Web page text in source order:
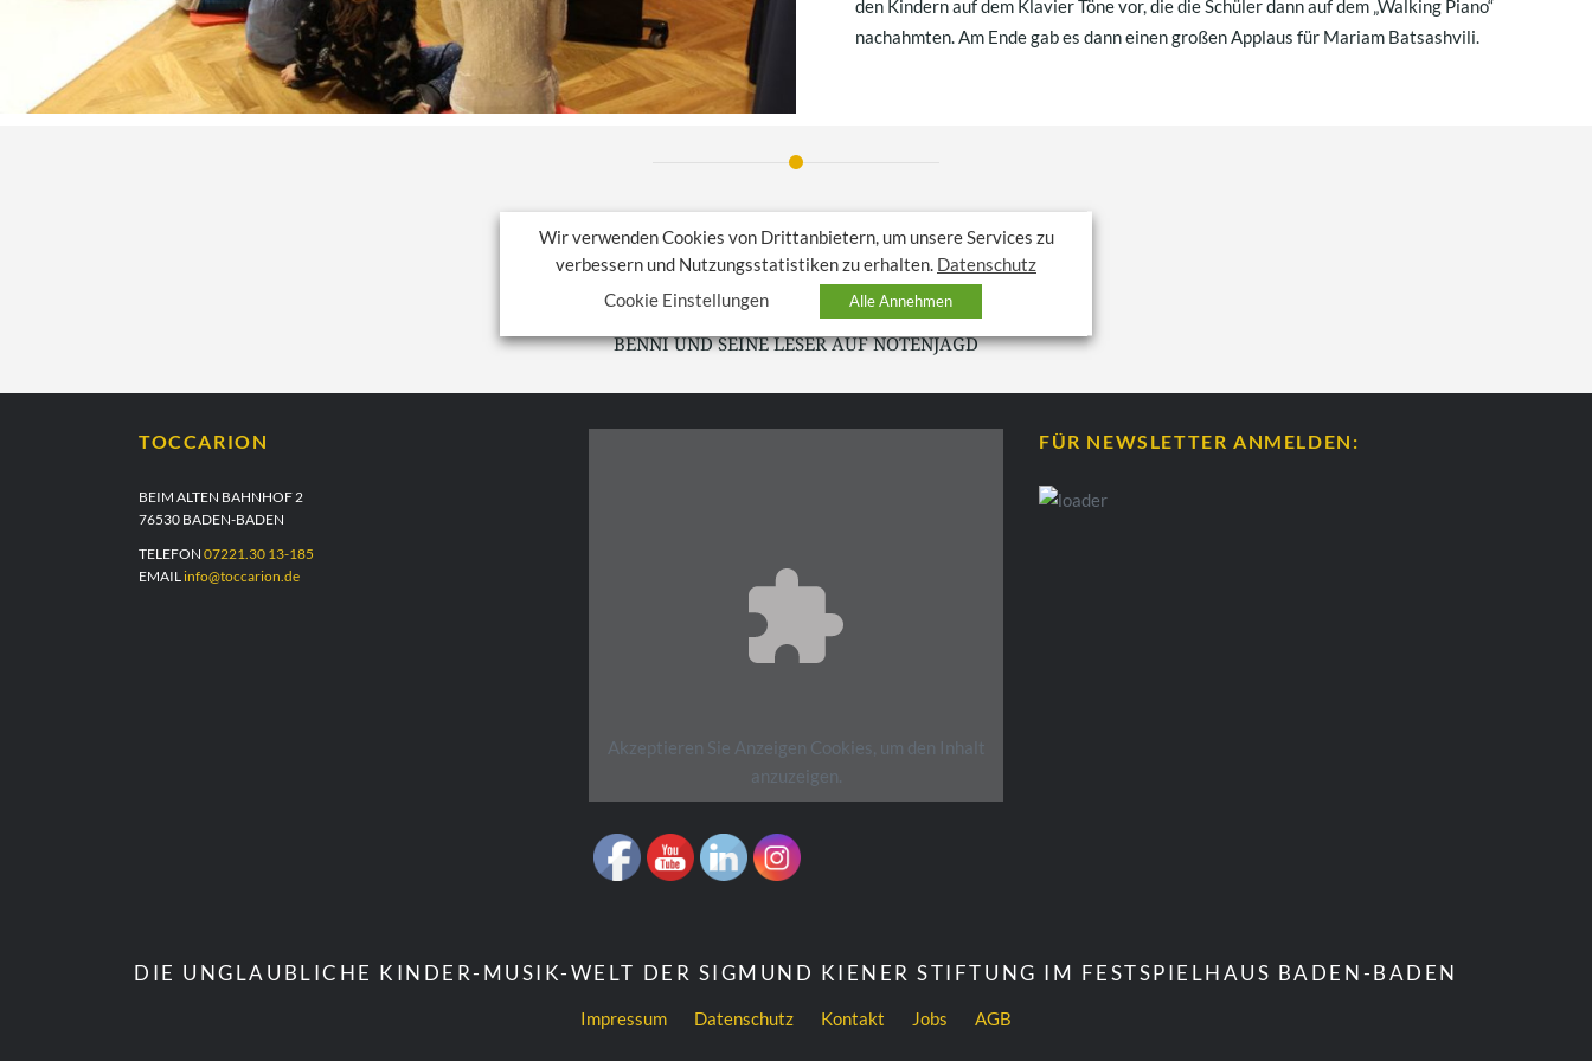
den Kindern auf dem Klavier Töne vor, die die Schüler dann auf dem „Walking Piano“
nachahmten. Am Ende gab es dann einen großen Applaus für Mariam Batsashvili.
VORHERIGER BEITRAG
HERZENSSACHE
NÄCHSTER BEITRAG
BENNI UND SEINE LESER AUF NOTENJAGD
TOCCARION
BEIM ALTEN BAHNHOF 2
76530 BADEN-BADEN
TELEFON 07221.30 13-185
EMAIL info@toccarion.de
Akzeptieren Sie Anzeigen Cookies, um den Inhalt
anzuzeigen.
FÜR NEWSLETTER ANMELDEN:
DIE UNGLAUBLICHE KINDER-MUSIK-WELT DER SIGMUND KIENER STIFTUNG IM FESTSPIELHAUS BADEN-BADEN
Impressum Datenschutz Kontakt Jobs AGB
Wir verwenden Cookies von Drittanbietern, um unsere Services zu
verbessern und Nutzungsstatistiken zu erhalten. Datenschutz
Cookie Einstellungen
Alle Annehmen